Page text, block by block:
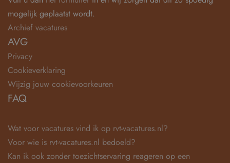
mogelijk geplaatst wordt.
Archief vacatures
AVG
Privacy
Cookieverklaring
Wijzig jouw cookievoorkeuren
FAQ
Wat voor vacatures vind ik op rvt-vacatures.nl?
Voor wie is rvt-vacatures.nl bedoeld?
Kan ik ook zonder toezichtservaring reageren op een